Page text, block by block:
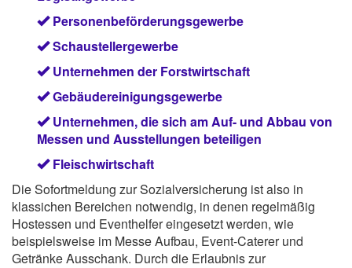
Personenbeförderungsgewerbe
Schaustellergewerbe
Unternehmen der Forstwirtschaft
Gebäudereinigungsgewerbe
Unternehmen, die sich am Auf- und Abbau von
Messen und Ausstellungen beteiligen
Fleischwirtschaft
Die Sofortmeldung zur Sozialversicherung ist also in
klassichen Bereichen notwendig, in denen regelmäßig
Hostessen und Eventhelfer eingesetzt werden, wie
beispielsweise im Messe Aufbau, Event-Caterer und
Getränke Ausschank. Durch die Erlaubnis zur